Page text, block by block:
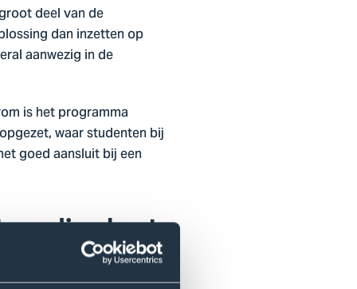
deel van de
dan inzetten op
aanwezig in de
is het programma
waar studenten bij
goed aansluit bij een
voeding kunt